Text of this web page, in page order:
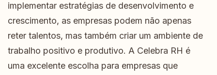
implementar estratégias de desenvolvimento e
crescimento, as empresas podem não apenas
reter talentos, mas também criar um ambiente de
trabalho positivo e produtivo. A Celebra RH é
uma excelente escolha para empresas que